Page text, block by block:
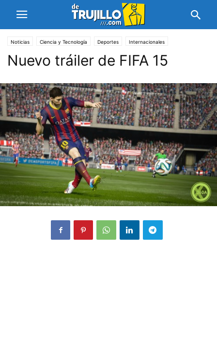
Noticias Ciencia y Tecnología Deportes Internacionales
Nuevo tráiler de FIFA 15